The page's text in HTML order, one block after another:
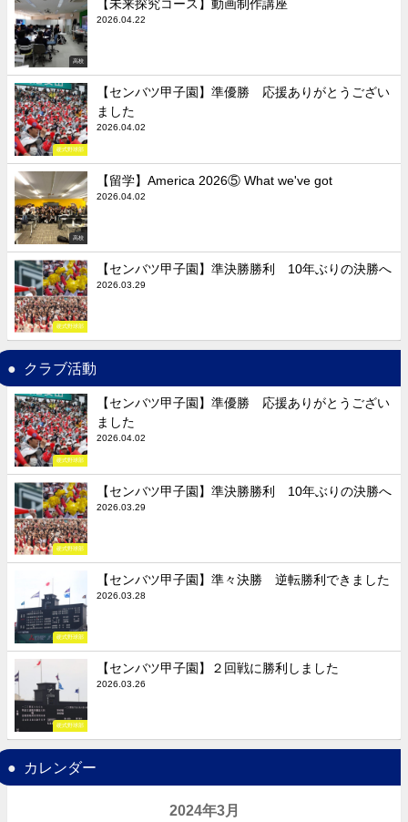
高校
【未来探究コース】動画制作講座
2026.04.22
硬式野球部
【センバツ甲子園】準優勝 応援ありがとうござい
ました
2026.04.02
高校
【留学】America 2026⑤ What we've got
2026.04.02
硬式野球部
【センバツ甲子園】準決勝勝利 10年ぶりの決勝へ
2026.03.29
クラブ活動
硬式野球部
【センバツ甲子園】準優勝 応援ありがとうござい
ました
2026.04.02
硬式野球部
【センバツ甲子園】準決勝勝利 10年ぶりの決勝へ
2026.03.29
硬式野球部
【センバツ甲子園】準々決勝 逆転勝利できました
2026.03.28
硬式野球部
【センバツ甲子園】２回戦に勝利しました
2026.03.26
カレンダー
2024年3月